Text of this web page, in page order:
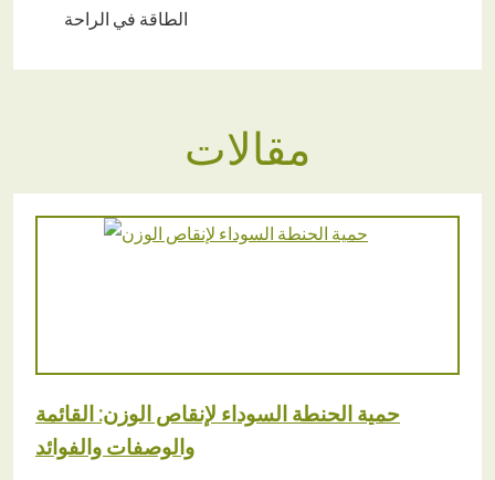
الطاقة في الراحة
مقالات
حمية الحنطة السوداء لإنقاص الوزن: القائمة
والوصفات والفوائد